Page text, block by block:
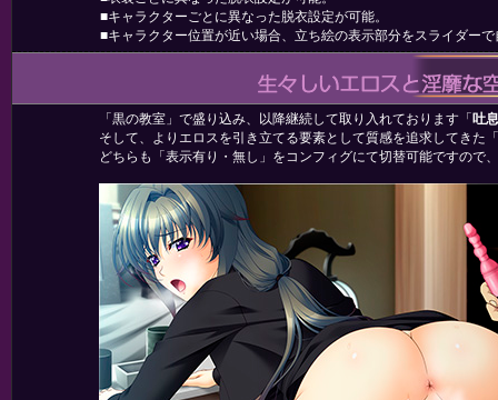
■キャラクターごとに異なった脱衣設定が可能。
■キャラクター位置が近い場合、立ち絵の表示部分をスライダー
「黒の教室」で盛り込み、以降継続して取り入れております「 吐息
そして、よりエロスを引き立てる要素として質感を追求してきた「
どちらも「表示有り・無し」をコンフィグにて切替可能ですので